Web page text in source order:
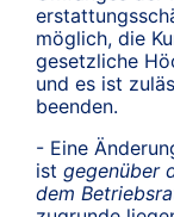
möglich, die
gesetzliche
und es ist
beenden.
- Eine
ist gegenüber
dem